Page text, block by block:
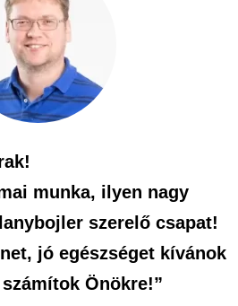
munka, ilyen nagy
szerelő csapat!
jó egészséget kívánok
Önökre!”